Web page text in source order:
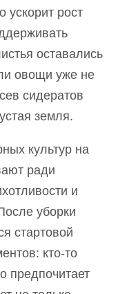
ускорит рост
оставались
овощи уже не
сидератов
земля.
культур на
ради
и
уборки
стартовой
кто-то
предпочитает